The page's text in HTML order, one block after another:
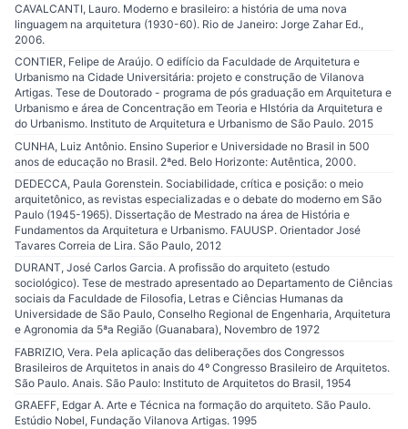
CAVALCANTI, Lauro. Moderno e brasileiro: a história de uma nova
linguagem na arquitetura (1930-60). Rio de Janeiro: Jorge Zahar Ed.,
2006.
CONTIER, Felipe de Araújo. O edifício da Faculdade de Arquitetura e
Urbanismo na Cidade Universitária: projeto e construção de Vilanova
Artigas. Tese de Doutorado - programa de pós graduação em Arquitetura e
Urbanismo e área de Concentração em Teoria e HIstória da Arquitetura e
do Urbanismo. Instituto de Arquitetura e Urbanismo de São Paulo. 2015
CUNHA, Luiz Antônio. Ensino Superior e Universidade no Brasil in 500
anos de educação no Brasil. 2ªed. Belo Horizonte: Autêntica, 2000.
DEDECCA, Paula Gorenstein. Sociabilidade, crítica e posição: o meio
arquitetônico, as revistas especializadas e o debate do moderno em São
Paulo (1945-1965). Dissertação de Mestrado na área de História e
Fundamentos da Arquitetura e Urbanismo. FAUUSP. Orientador José
Tavares Correia de Lira. São Paulo, 2012
DURANT, José Carlos Garcia. A profissão do arquiteto (estudo
sociológico). Tese de mestrado apresentado ao Departamento de Ciências
sociais da Faculdade de Filosofia, Letras e Ciências Humanas da
Universidade de São Paulo, Conselho Regional de Engenharia, Arquitetura
e Agronomia da 5ªa Região (Guanabara), Novembro de 1972
FABRIZIO, Vera. Pela aplicação das deliberações dos Congressos
Brasileiros de Arquitetos in anais do 4º Congresso Brasileiro de Arquitetos.
São Paulo. Anais. São Paulo: Instituto de Arquitetos do Brasil, 1954
GRAEFF, Edgar A. Arte e Técnica na formação do arquiteto. São Paulo.
Estúdio Nobel, Fundação Vilanova Artigas. 1995